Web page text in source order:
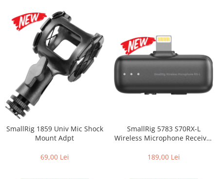
SmallRig 1859 Univ Mic Shock
Mount Adpt
69,00 Lei
SmallRig 5783 S70RX-L
Wireless Microphone Receiver
189,00 Lei